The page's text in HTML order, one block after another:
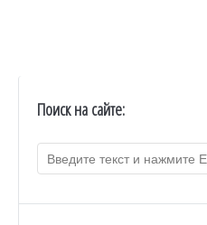
Поиск на сайте: